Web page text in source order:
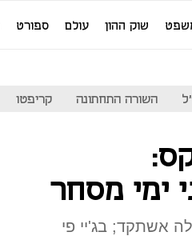
שוק ההון עולם ספורט
השורה התחתונה קריפטו
ימי מסחר
אשתקד; בג'יי פי